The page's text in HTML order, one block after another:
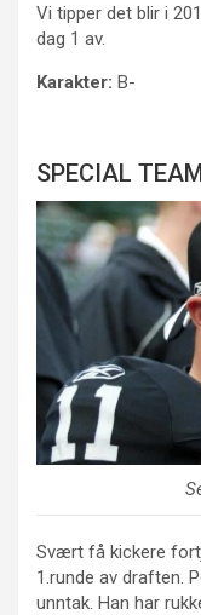
Vi tipper det blir i
dag 1 av.
Karakter: B-
SPECIAL
Svært få kickere
1.runde av draften.
unntak. Han har